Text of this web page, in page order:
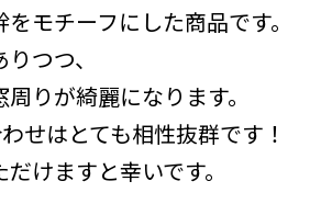
モチーフにした商品です。
つつ、
りが綺麗になります。
せはとても相性抜群です！
けますと幸いです。